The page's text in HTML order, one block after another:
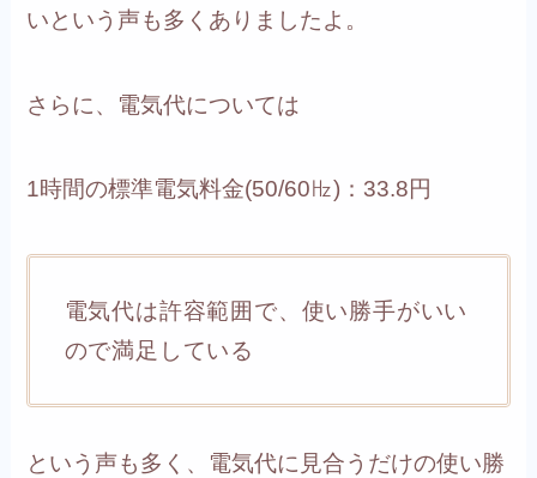
いという声も多くありましたよ。
さらに、電気代については
1時間の標準電気料金(50/60㎐)：33.8円
電気代は許容範囲で、使い勝手がいい
ので満足している
という声も多く、電気代に見合うだけの使い勝